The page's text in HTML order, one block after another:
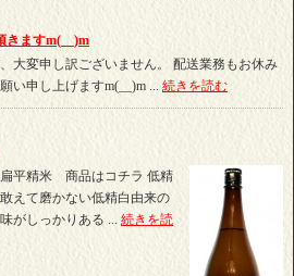
きますm(__)m
大変申し訳ございません。 配送業務もお休み
い申し上げますm(__)m ... 続きを読む
精米 商品はコチラ 低精
えて磨かない低精白由来の
がしっかりある ... 続きを読